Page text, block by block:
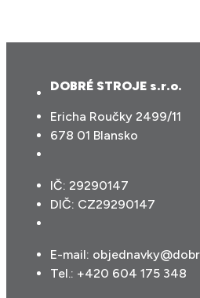
DOBRÉ STROJE s.r.o.
Ericha Roučky 2499/11
678 01 Blansko
IČ: 29290147
DIČ: CZ29290147
E-mail:
Tel.: +420 604 175 348